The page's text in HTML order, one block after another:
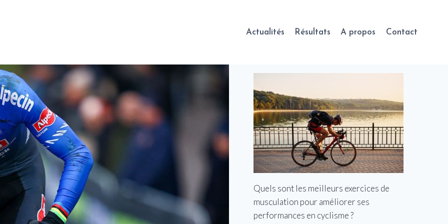
Actualités Résultats A propos Contact
Quels sont les meilleurs exercices de
musculation pour améliorer ses
performances en cyclisme ?